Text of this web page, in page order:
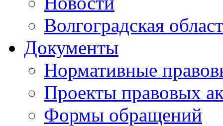
Волгоградская
Документы
Нормативные
Проекты правовых
Формы обращений